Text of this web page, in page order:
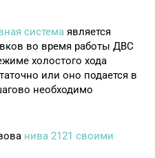
система является
во время работы ДВС
холостого хода
или оно подается в
необходимо
нива 2121 своими